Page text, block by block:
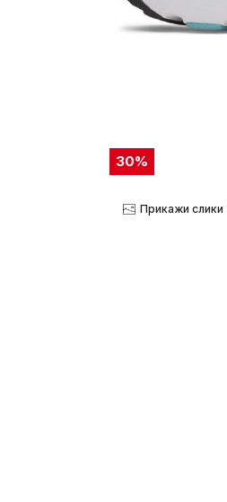
30%
Прикажи слики